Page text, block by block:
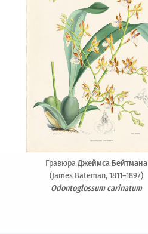
ГравюраДжеймса Бейтмана
(James Bateman, 1811–1897)
Odontoglossum carinatum